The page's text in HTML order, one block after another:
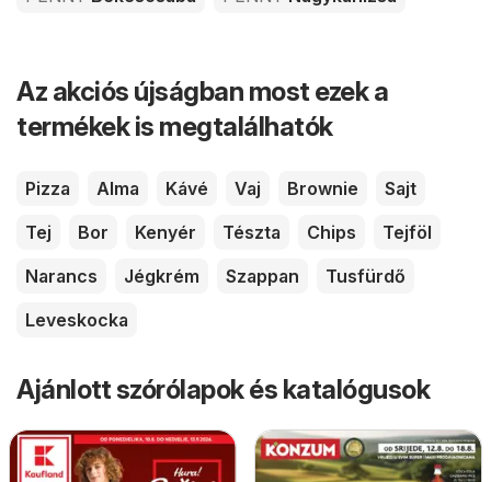
Az akciós újságban most ezek a
termékek is megtalálhatók
Pizza Alma Kávé Vaj Brownie
Sajt
Tej
Bor Kenyér Tészta Chips
Tejföl
Narancs
Jégkrém Szappan
Tusfürdő
Leveskocka
Ajánlott szórólapok és katalógusok